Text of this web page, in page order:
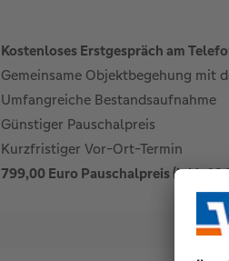
Kostenloses Erstgespräch am
Gemeinsame Objektbegehung mit
Umfangreiche Bestandsaufnahme
Günstiger Pauschalpreis
Kurzfristiger Vor-Ort-Termin
799,00 Euro Pauschalpreis (inkl. 19